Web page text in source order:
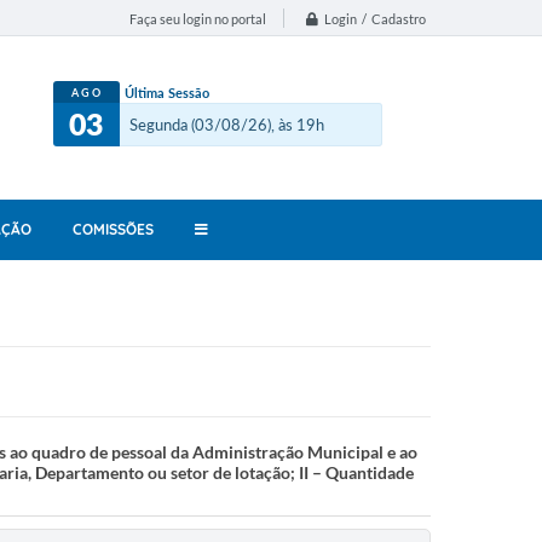
Faça seu login no portal Login / Cadastro
AGO
03
Última Sessão
Segunda (03/08/26), às 19h
COMISSÕES
ao quadro de pessoal da Administração Municipal e ao
Departamento ou setor de lotação; II – Quantidade